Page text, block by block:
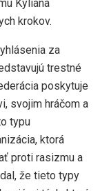
Kyliana
krokov.
za
trestné
poskytuje
svojim hráčom a
typu
ktorá
proti rasizmu a
že tieto typy